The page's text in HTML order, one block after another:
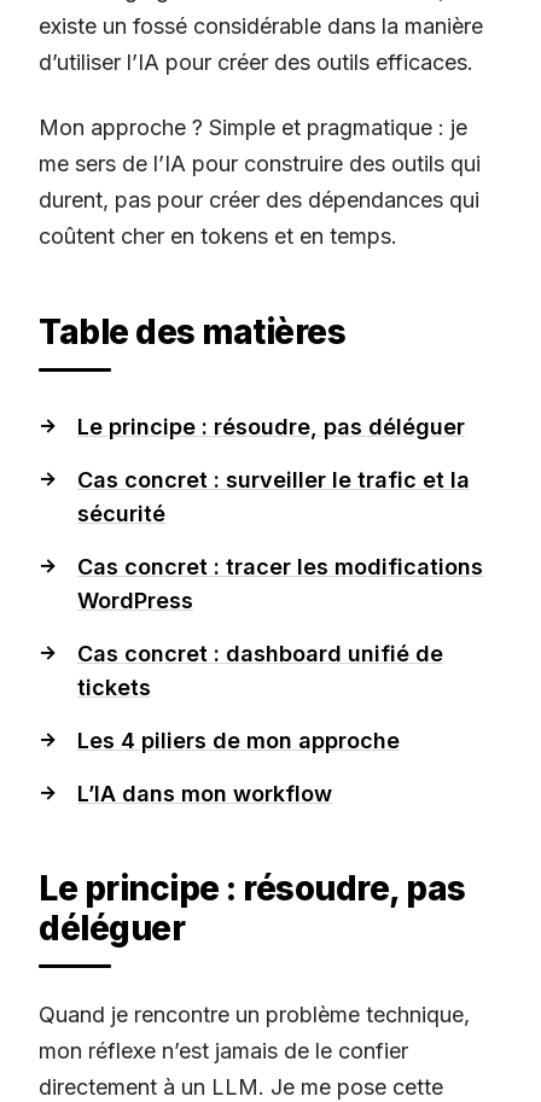
existe un fossé considérable dans la manière
d’utiliser l’IA pour créer des outils efficaces.
Mon approche ? Simple et pragmatique : je
me sers de l’IA pour construire des outils qui
durent, pas pour créer des dépendances qui
coûtent cher en tokens et en temps.
Table des matières
Le principe : résoudre, pas déléguer
Cas concret : surveiller le trafic et la
sécurité
Cas concret : tracer les modifications
WordPress
Cas concret : dashboard unifié de
tickets
Les 4 piliers de mon approche
L’IA dans mon workflow
Le principe : résoudre, pas
déléguer
Quand je rencontre un problème technique,
mon réflexe n’est jamais de le confier
directement à un LLM. Je me pose cette